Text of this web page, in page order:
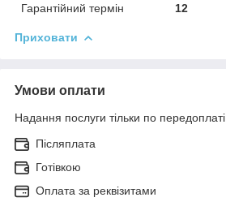
Гарантійний термін
12
Приховати
Умови оплати
Надання послуги тільки по передоплаті.
Післяплата
Готівкою
Оплата за реквізитами